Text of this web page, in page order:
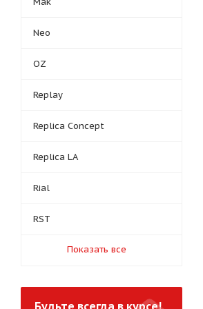
Neo
OZ
Replay
Replica Concept
Replica LA
Rial
RST
Показать все
Будьте всегда в курсе!